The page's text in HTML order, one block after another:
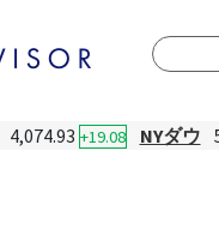
4,074.93 +19.08 NYダウ